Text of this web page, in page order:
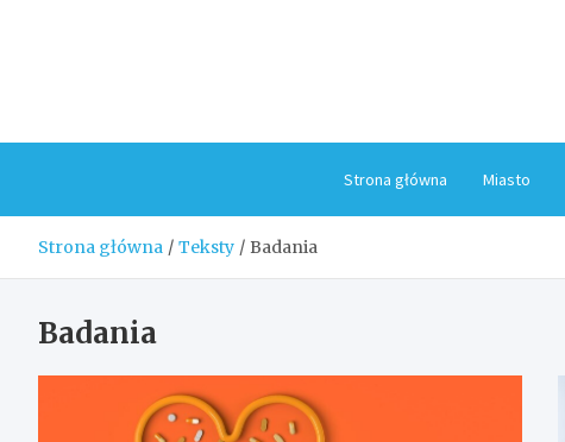
Strona główna Miasto
Strona główna Teksty Badania
Badania